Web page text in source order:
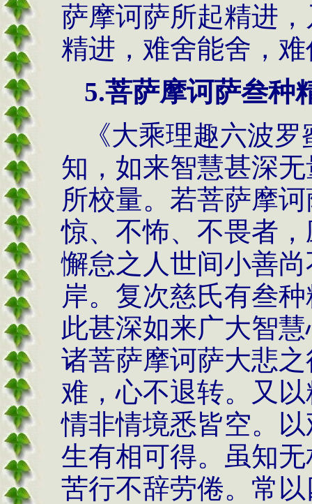
萨摩诃萨所起精进
精进，难舍能舍，
5.菩萨摩诃萨叁种
《大乘理趣六波
知，如来智慧甚深
所校量。若菩萨摩
惊、不怖、不畏者
懈怠之人世间小善
岸。复次慈氏有叁
此甚深如来广大智
诸菩萨摩诃萨大悲
难，心不退转。又
情非情境悉皆空。
生有相可得。虽知
苦行不辞劳倦。常